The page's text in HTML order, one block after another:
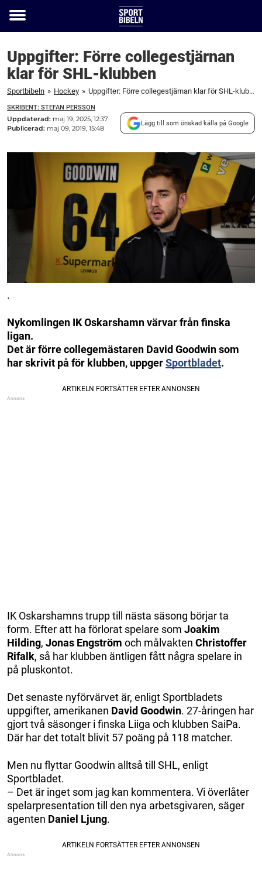
Toggle
Uppgifter: Förre collegestjärnan
klar för SHL-klubben
Sportbibeln » Hockey » Uppgifter: Förre collegestjärnan klar för SHL-klubben
SKRIBENT: STEFAN PERSSON
Uppdaterad: maj 19, 2025, 12:37
Publicerad: maj 09, 2019, 15:48
Lägg till som önskad källa på Google
.
Nykomlingen IK Oskarshamn värvar från finska
ligan.
Det är förre collegemästaren David Goodwin som
har skrivit på för klubben, uppgerSportbladet.
IK Oskarshamns trupp till nästa säsong börjar ta
form. Efter att ha förlorat spelare som Joakim
Hilding, Jonas Engström och målvakten Christoffer
Rifalk, så har klubben äntligen fått några spelare in
på pluskontot.
Det senaste nyförvärvet är, enligt Sportbladets
uppgifter, amerikanen David Goodwin. 27-åringen har
gjort två säsonger i finska Liiga och klubben SaiPa.
Där har det totalt blivit 57 poäng på 118 matcher.
Men nu flyttar Goodwin alltså till SHL, enligt
Sportbladet.
– Det är inget som jag kan kommentera. Vi överlåter
spelarpresentation till den nya arbetsgivaren, säger
agenten Daniel Ljung.